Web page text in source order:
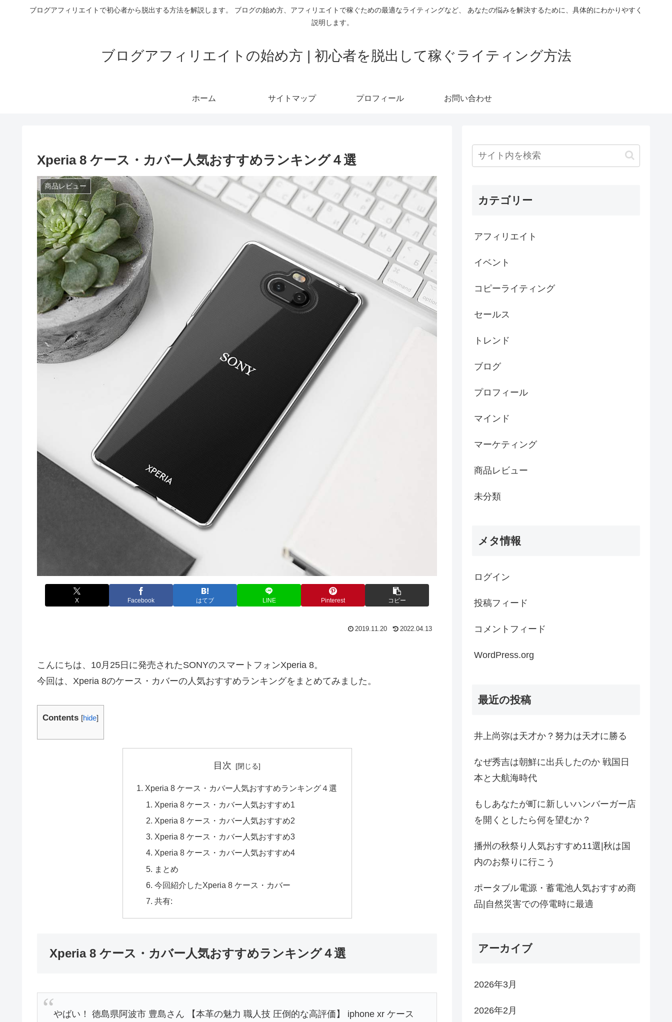
ブログアフィリエイトで初心者から脱出する方法を解説します。 ブログの始め方、アフィリエイトで稼ぐための最適なライティングなど、 あなたの悩みを解決するために、具体的にわかりやすく
説明します。
ブログアフィリエイトの始め方 | 初心者を脱出して稼ぐライティング方法
ホーム サイトマップ プロフィール お問い合わせ
Xperia 8 ケース・カバー人気おすすめランキング４選
商品レビュー
X Facebook はてブ LINE Pinterest コピー
2019.11.20 2022.04.13
こんにちは、10月25日に発売されたSONYのスマートフォンXperia 8。
今回は、Xperia 8のケース・カバーの人気おすすめランキングをまとめてみました。
Contents [hide]
目次
Xperia 8 ケース・カバー人気おすすめランキング４選
Xperia 8 ケース・カバー人気おすすめ1
Xperia 8 ケース・カバー人気おすすめ2
Xperia 8 ケース・カバー人気おすすめ3
Xperia 8 ケース・カバー人気おすすめ4
まとめ
今回紹介したXperia 8 ケース・カバー
共有:
Xperia 8 ケース・カバー人気おすすめランキング４選
やばい！ 徳島県阿波市 豊島さん 【本革の魅力 職人技 圧倒的な高評価】 iphone xr ケース
カテゴリー
アフィリエイト
イベント
コピーライティング
セールス
トレンド
ブログ
プロフィール
マインド
マーケティング
商品レビュー
未分類
メタ情報
ログイン
投稿フィード
コメントフィード
WordPress.org
最近の投稿
井上尚弥は天才か？努力は天才に勝る
なぜ秀吉は朝鮮に出兵したのか 戦国日
本と大航海時代
もしあなたが町に新しいハンバーガー店
を開くとしたら何を望むか？
播州の秋祭り人気おすすめ11選|秋は国
内のお祭りに行こう
ポータブル電源・蓄電池人気おすすめ商
品|自然災害での停電時に最適
アーカイブ
2026年3月
2026年2月